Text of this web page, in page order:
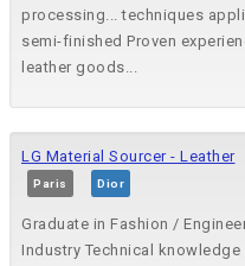
processing... techniques
semi-finished Proven
leather goods...
LG Material Sourcer - Leather
Paris Dior
Graduate in Fashion /
Industry Technical